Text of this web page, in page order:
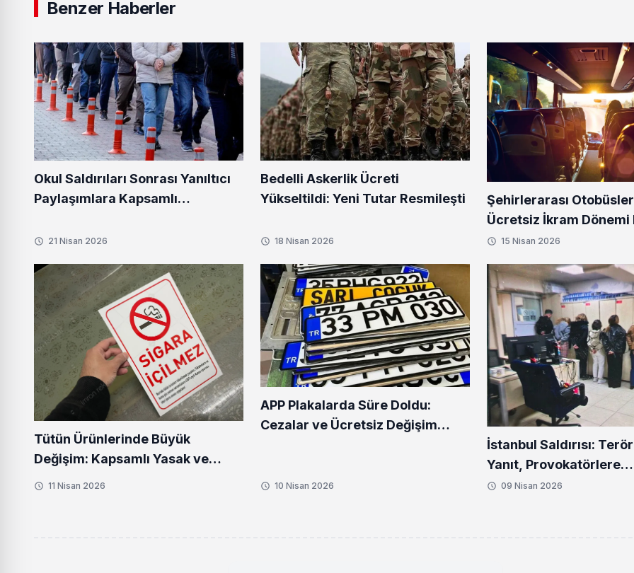
Benzer Haberler
Okul Saldırıları Sonrası Yanıltıcı
Paylaşımlara Kapsamlı
21 Nisan 2026
Bedelli Askerlik Ücreti
Yükseltildi: Yeni Tutar Resmileşti
18 Nisan 2026
Şehirlerarası
Ücretsiz İkram
15 Nisan 2026
Tütün Ürünlerinde Büyük
Değişim: Kapsamlı Yasak ve
2040 Hedefi
11 Nisan 2026
APP Plakalarda Süre Doldu:
Cezalar ve Ücretsiz Değişim
10 Nisan 2026
İstanbul Saldırısı:
Yanıt, Provokatörlere
Soruşturma
09 Nisan 2026